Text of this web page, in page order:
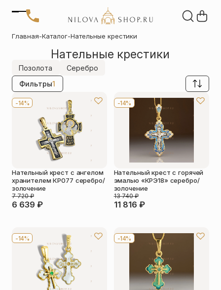
Позвонить
+7 (906) 655-37-20
Автомобильные
иконы
Браслеты
Детские
крестики
Кольца
Настольные
Нательные
крестики
Нательные
иконы
Образки
именные
Подвески
Складни
Статуэтки
Упаковка
Цепи
Шнурки на
Статьи
Главная-Каталог-Нательные крестики
Нательные крестики
Фильтры1
Позолота Серебро
-14%
Нательный крест с ангелом
хранителем КР077 серебро/
золочение
6 639 ₽
7 720₽
-14%
Нательный крест с горячей
эмалью «КРЭ18» серебро/
золочение
11 816 ₽
13 740₽
-14% -14%